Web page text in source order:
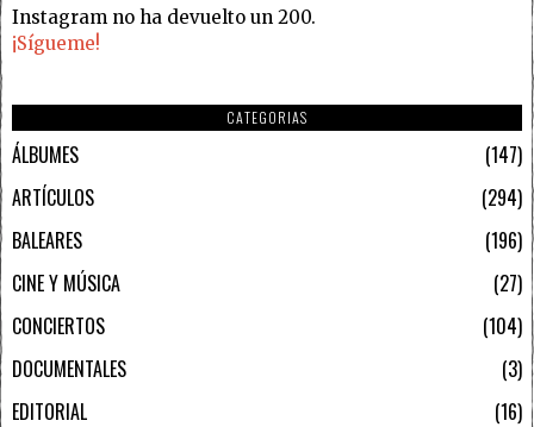
Instagram no ha devuelto un 200.
¡Sígueme!
CATEGORIAS
ÁLBUMES
147
ARTÍCULOS
294
BALEARES
196
CINE Y MÚSICA
27
CONCIERTOS
104
DOCUMENTALES
3
EDITORIAL
16